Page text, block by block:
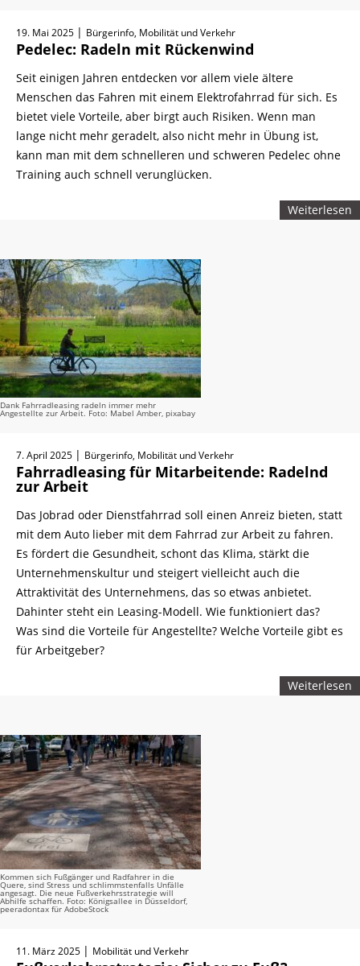
19. Mai 2025 | Bürgerinfo, Mobilität und Verkehr
Pedelec: Radeln mit Rückenwind
Seit einigen Jahren entdecken vor allem viele ältere
Menschen das Fahren mit einem Elektrofahrrad für sich. Es
bietet viele Vorteile, aber birgt auch Risiken. Wenn man
lange nicht mehr geradelt, also nicht mehr in Übung ist,
kann man mit dem schnelleren und schweren Pedelec ohne
Training auch schnell verunglücken.
Weiterlesen
Dank Fahrradleasing radeln immer mehr
Angestellte zur Arbeit. Foto: Mabel Amber, pixabay
7. April 2025 | Bürgerinfo, Mobilität und Verkehr
Fahrradleasing für Mitarbeitende: Radelnd
zur Arbeit
Das Jobrad oder Dienstfahrrad soll einen Anreiz bieten, statt
mit dem Auto lieber mit dem Fahrrad zur Arbeit zu fahren.
Es fördert die Gesundheit, schont das Klima, stärkt die
Unternehmenskultur und steigert vielleicht auch die
Attraktivität des Unternehmens, das so etwas anbietet.
Dahinter steht ein Leasing-Modell. Wie funktioniert das?
Was sind die Vorteile für Angestellte? Welche Vorteile gibt es
für Arbeitgeber?
Weiterlesen
Kommen sich Fußgänger und Radfahrer in die
Quere, sind Stress und schlimmstenfalls Unfälle
angesagt. Die neue Fußverkehrsstrategie will
Abhilfe schaffen. Foto: Königsallee in Düsseldorf,
peeradontax für AdobeStock
11. März 2025 | Mobilität und Verkehr